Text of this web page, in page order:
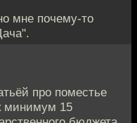
мне почему-то
про поместье
минимум 15